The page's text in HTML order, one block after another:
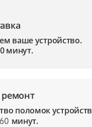
ваше устройство.
минут.
поломок устройств
60 минут.